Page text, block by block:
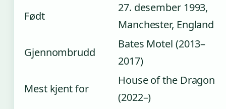
Født
27. desember 1993,
Manchester, England
Gjennombrudd
Bates Motel (2013–
2017)
Mest kjent for
House of the Dragon
(2022–)